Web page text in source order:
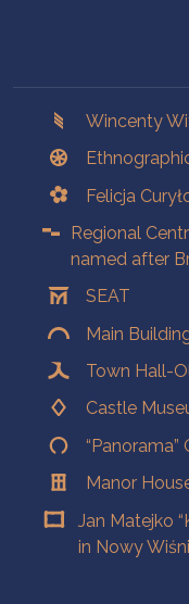
Wincenty
Felicja
Regional
named after
SEAT
Main
Town Hall-
Castle
“Panorama”
Manor
Jan Matejko
in Nowy